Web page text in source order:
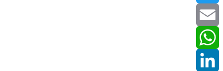
Twitter
Email
WhatsApp